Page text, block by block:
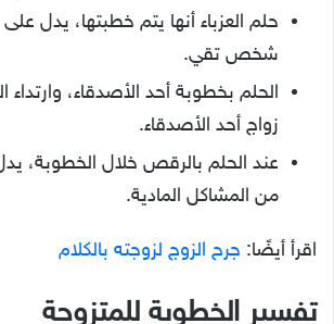
حلم العزباء أنها يتم خطبتها، يدل
شخص تقي.
الحلم بخطوبة أحد الأصدقاء، وارتداء
زواج أحد الأصدقاء.
عند الحلم بالرقص خلال الخطوبة،
من المشاكل المادية.
اقرأ أيضًا: جرح الزوج لزوجته بالكلام
تفسير الخطوبة للمتزوجة